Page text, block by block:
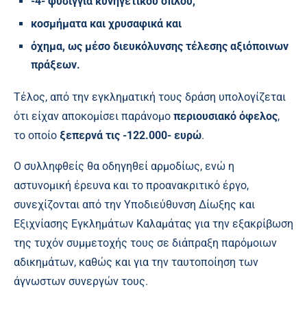
κοσμήματα και χρυσαφικά και
όχημα, ως μέσο διευκόλυνσης τέλεσης αξιόποινων
πράξεων.
Τέλος, από την εγκληματική τους δράση υπολογίζεται
ότι είχαν αποκομίσει παράνομο περιουσιακό όφελος,
το οποίο ξεπερνά τις -122.000- ευρώ.
Ο συλληφθείς θα οδηγηθεί αρμοδίως, ενώ η
αστυνομική έρευνα και το προανακριτικό έργο,
συνεχίζονται από την Υποδιεύθυνση Δίωξης και
Εξιχνίασης Εγκλημάτων Καλαμάτας για την εξακρίβωση
της τυχόν συμμετοχής τους σε διάπραξη παρόμοιων
αδικημάτων, καθώς και για την ταυτοποίηση των
άγνωστων συνεργών τους.